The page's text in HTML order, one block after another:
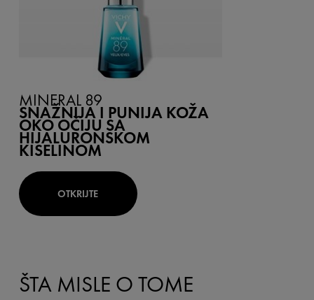
MINÉRAL 89
SNAŽNIJA I PUNIJA KOŽA
OKO OČIJU SA
HIJALURONSKOM
KISELINOM
OTKRIJTE
ŠTA MISLE O TOME